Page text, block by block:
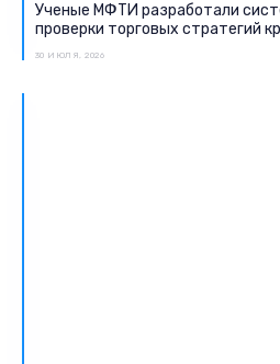
Ученые МФТИ разработали
проверки торговых стратегий
30 ИЮЛЯ, 2026